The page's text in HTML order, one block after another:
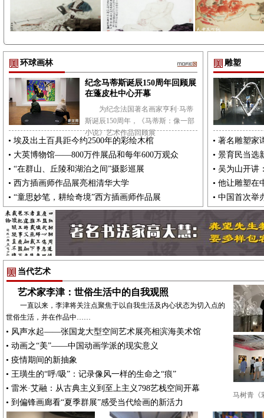
环球画林
纪念马蒂斯诞辰150周年回顾展
在蓬皮杜中心开幕
为纪念法国著名画家亨利·马蒂
斯诞辰150周年，《马蒂斯：像一部
小说》艺术作品回顾展
•埃及出土百具距今约2500年的彩绘木棺
• 大英博物馆——800万件展品和每年600万观众
•“在群山、丘陵和湖泊之间”摄影巡展
•西方插画师作品展亮相清华大学
•“童思妙笔，耕绘奇境”西方插画师作品展
雕塑
•著名雕塑家
•景育民当选
•吴为山开讲
•他让雕塑在
•中国首次举
当代艺术
艺术家李津：世俗生活中的自我观照
一直以来，李津将关注点聚焦于以自我生活及内心状态为切入点的
世俗生活，并在作品中……
• 风声水起——张国龙大型空间艺术展亮相滨海美术馆
•动画之“美”——中国动画学派的现实意义
•疫情期间的新抽象
•王璜生的“呼/吸”：记录像风一样的生命之“痕”
•雷米·艾融：从古典主义到至上主义798艺栈空间开幕
•到偏锋画廊看“夏季群展”感受当代绘画的新活力
马树青《